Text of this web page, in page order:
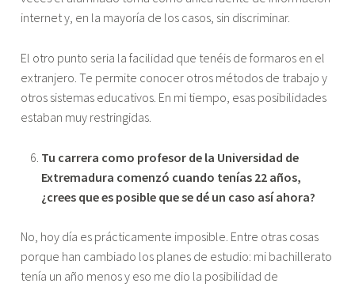
internet y, en la mayoría de los casos, sin discriminar.
El otro punto seria la facilidad que tenéis de formaros en el
extranjero. Te permite conocer otros métodos de trabajo y
otros sistemas educativos. En mi tiempo, esas posibilidades
estaban muy restringidas.
Tu carrera como profesor de la Universidad de
Extremadura comenzó cuando tenías 22 años,
¿crees que es posible que se dé un caso así ahora?
No, hoy día es prácticamente imposible. Entre otras cosas
porque han cambiado los planes de estudio: mi bachillerato
tenía un año menos y eso me dio la posibilidad de